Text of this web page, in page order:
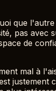
que
pas avec
de
mal à
justement